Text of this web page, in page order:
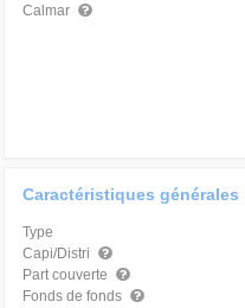
Calmar
Caractéristiques générales
Type
Capi/Distri
Part couverte
Fonds de fonds